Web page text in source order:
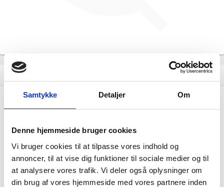
Samtykke Detaljer Om
Denne hjemmeside bruger cookies
Vi bruger cookies til at tilpasse vores indhold og
annoncer, til at vise dig funktioner til sociale medier og til
at analysere vores trafik. Vi deler også oplysninger om
din brug af vores hjemmeside med vores partnere inden
dashboard Virksomhedens datterselskaber
Soulhike har ingen datterselskaber.